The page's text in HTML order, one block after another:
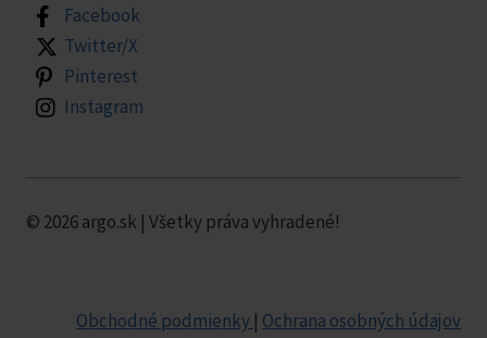
Facebook
Twitter/X
Pinterest
Instagram
© 2026 argo.sk | Všetky práva vyhradené!
Obchodné podmienky | Ochrana osobných údajov